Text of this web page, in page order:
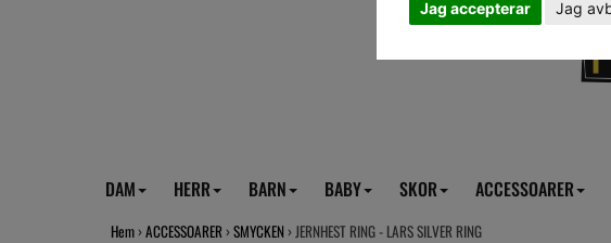
Jag accepterar Jag
DAM HERR BARN BABY SKOR ACCESSOARER
Hem ›ACCESSOARER ›SMYCKEN › JERNHEST RING - LARS SILVER RING